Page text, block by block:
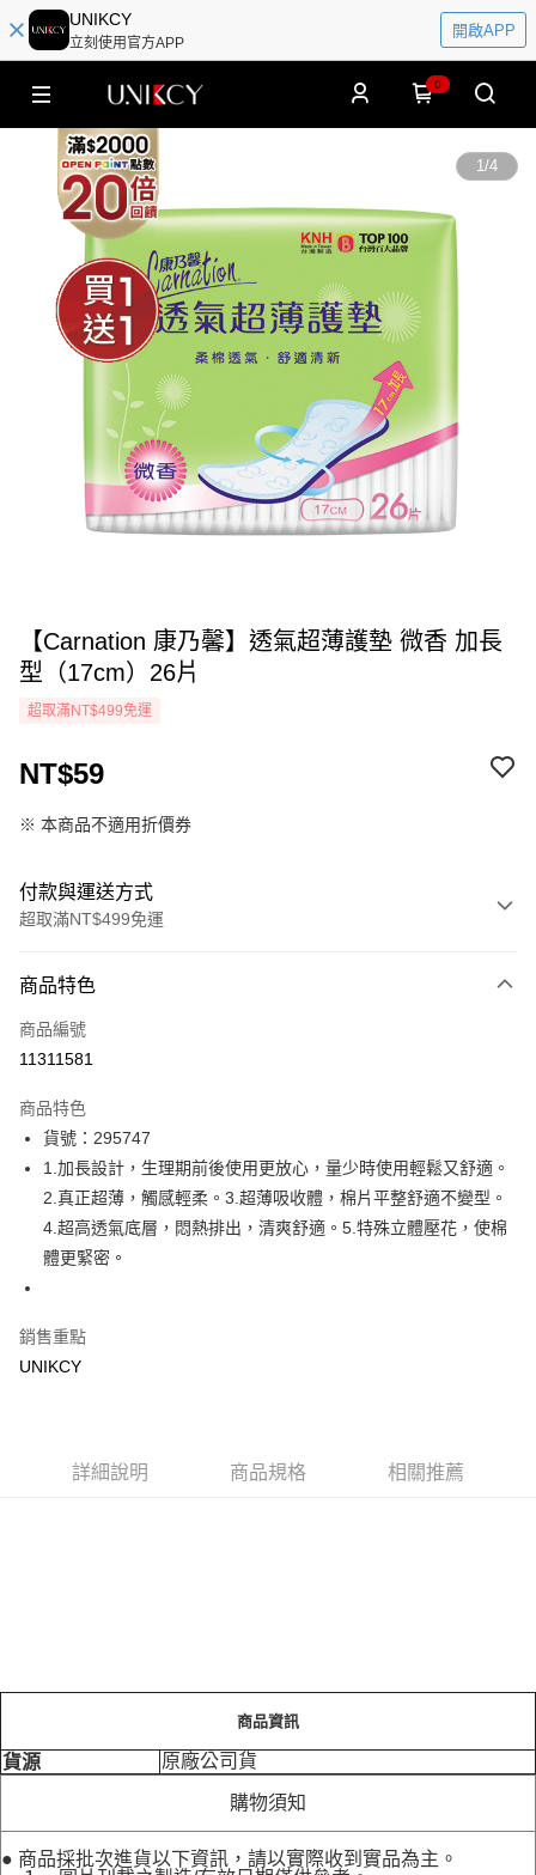
UNIKCY
立刻使用官方APP
開啟APP
0
1/4
【Carnation 康乃馨】透氣超薄護墊 微香 加長
型（17cm）26片
超取滿NT$499免運
NT$59
※ 本商品不適用折價券
付款與運送方式
超取滿NT$499免運
icash Pay
信用卡一次付款
LINE Pay
Apple Pay
街口支付
悠遊付
運送方式
付款後7-11取貨［需3-5個工作天不含預購商品］
商品特色
商品編號
11311581
商品特色
貨號：295747
1.加長設計，生理期前後使用更放心，量少時使用輕鬆又舒適。
2.真正超薄，觸感輕柔。3.超薄吸收體，棉片平整舒適不變型。
4.超高透氣底層，悶熱排出，清爽舒適。5.特殊立體壓花，使棉
體更緊密。
銷售重點
UNIKCY
詳細說明 商品規格 相關推薦
商品資訊
貨源 原廠公司貨
購物須知
● 商品採批次進貨以下資訊，請以實際收到實品為主。